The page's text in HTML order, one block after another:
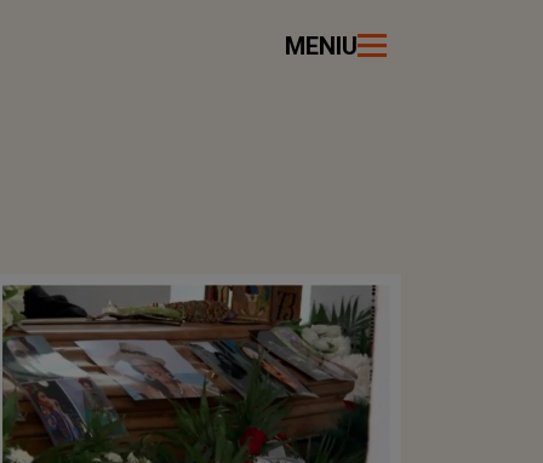
MENIU